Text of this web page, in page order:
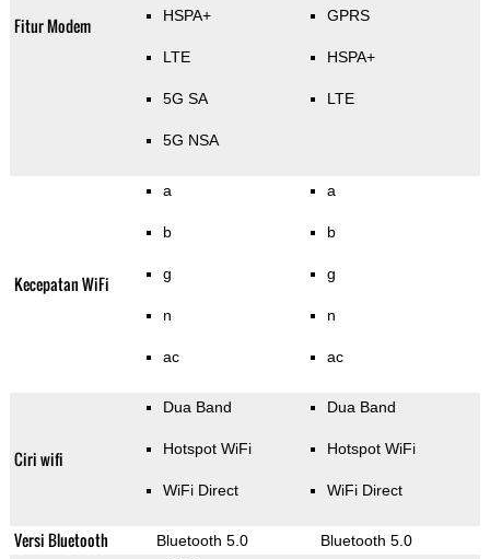
Fitur Modem HSPA+
LTE
5G SA
5G NSA
GPRS
HSPA+
LTE
Kecepatan WiFi
a
b
g
n
ac
a
b
g
n
ac
Ciri wifi
Dua Band
Hotspot WiFi
WiFi Direct
Dua Band
Hotspot WiFi
WiFi Direct
Versi Bluetooth Bluetooth 5.0 Bluetooth 5.0